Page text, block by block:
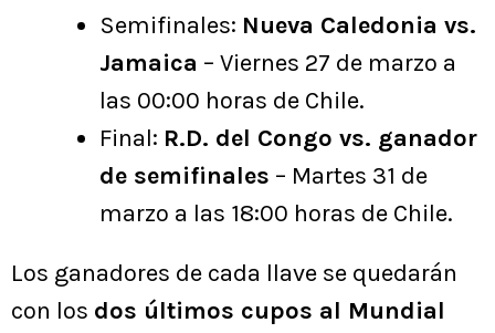
Semifinales: Nueva Caledonia vs.
Jamaica – Viernes 27 de marzo a
las 00:00 horas de Chile.
Final: R.D. del Congo vs. ganador
de semifinales – Martes 31 de
marzo a las 18:00 horas de Chile.
Los ganadores de cada llave se quedarán
con los dos últimos cupos al Mundial